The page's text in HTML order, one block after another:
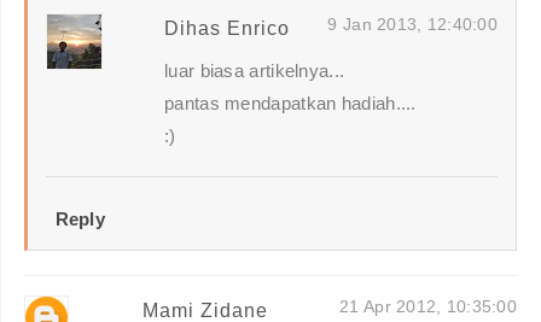
Dihas Enrico 9 Jan 2013, 12:40:00
luar biasa artikelnya...
pantas mendapatkan hadiah....
:)
Reply
Mami Zidane 21 Apr 2012, 10:35:00